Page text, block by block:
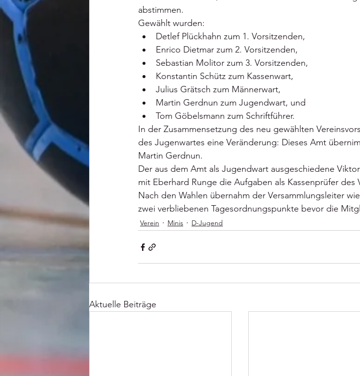
abstimmen.
Gewählt wurden:
Detlef Plückhahn zum 1. Vorsitzenden,
Enrico Dietmar zum 2. Vorsitzenden,
Sebastian Molitor zum 3. Vorsitzenden,
Konstantin Schütz zum Kassenwart,
Julius Grätsch zum Männerwart,
Martin Gerdnun zum Jugendwart, und
Tom Göbelsmann zum Schriftführer.
In der Zusammensetzung des neu gewählten
des Jugenwartes eine Veränderung: Dieses Amt
Martin Gerdnun.
Der aus dem Amt als Jugendwart ausgeschiedene
mit Eberhard Runge die Aufgaben als Kassenprüfer des
Nach den Wahlen übernahm der Versammlungsleiter
zwei verbliebenen Tagesordnungspunkte bevor die
Verein Minis D-Jugend
Aktuelle Beiträge